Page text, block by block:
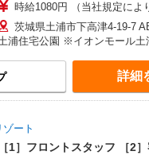
時給1080円 （当社規定によ
茨城県土浦市下高津4-19-7
浦住宅公園 ※イオンモール土
詳細
ート
［1］フロントスタッフ ［2